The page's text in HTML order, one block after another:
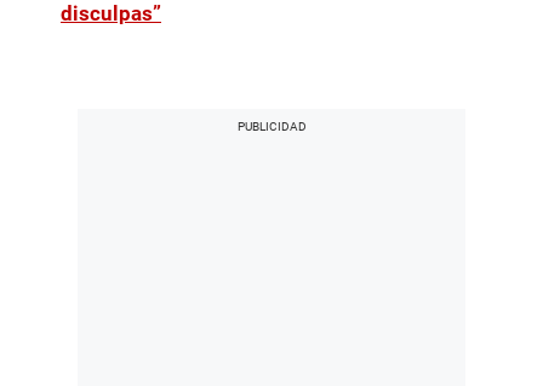
disculpas”